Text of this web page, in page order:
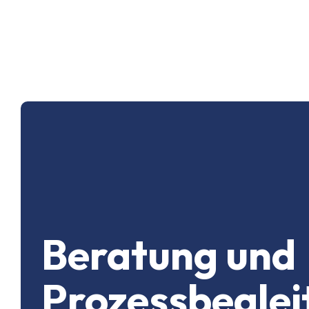
Beratung und